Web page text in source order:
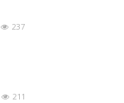
237
211